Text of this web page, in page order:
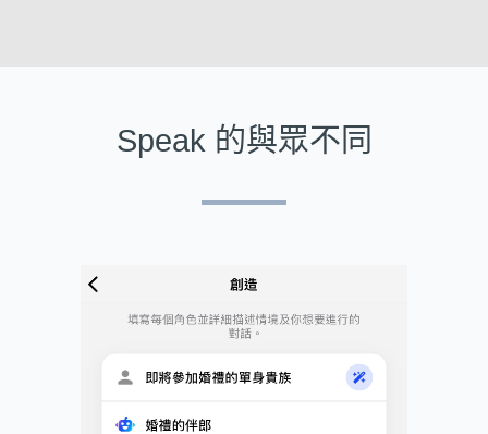
Speak 的與眾不同